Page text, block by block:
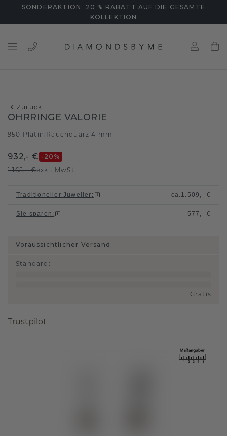
SONDERAKTION: 20 % RABATT AUF DIE GESAMTE
KOLLEKTION
Zurück
OHRRINGE VALORIE
950 Platin Rauchquarz 4 mm
932,- € -20 %
1.165,- €exkl. MwSt
Traditioneller Juwelier : ca. 1.509,- €
Sie sparen : 577,- €
Voraussichtlicher Versand:
Standard :
Gratis
Trustpilot